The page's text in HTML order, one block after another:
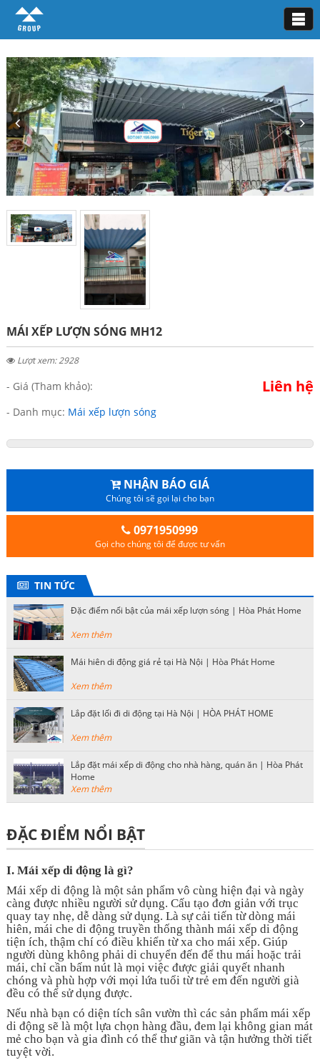
MÁI XẾP LƯỢN SÓNG MH12
Lượt xem: 2928
- Giá (Tham khảo): Liên hệ
- Danh mục: Mái xếp lượn sóng
NHẬN BÁO GIÁ
Chúng tôi sẽ gọi lại cho bạn
0971950999
Gọi cho chúng tôi để được tư vấn
TIN TỨC
Đặc điểm nổi bật của mái xếp lượn sóng | Hòa Phát Home
Xem thêm
Mái hiên di động giá rẻ tại Hà Nội | Hòa Phát Home
Xem thêm
Lắp đặt lối đi di động tại Hà Nội | HÒA PHÁT HOME
Xem thêm
Lắp đặt mái xếp di động cho nhà hàng, quán ăn | Hòa Phát
Home
Xem thêm
ĐẶC ĐIỂM NỔI BẬT
I. Mái xếp di động là gì?
Mái xếp di động là một sản phẩm vô cùng hiện đại và ngày
càng được nhiều người sử dụng. Cấu tạo đơn giản với trục
quay tay nhẹ, dễ dàng sử dụng. Là sự cải tiến từ dòng mái
hiên, mái che di động truyền thống thành mái xếp di động
tiện ích, thậm chí có điều khiển từ xa cho mái xếp. Giúp
người dùng không phải di chuyển đến để thu mái hoặc trải
mái, chỉ cần bấm nút là mọi việc được giải quyết nhanh
chóng và phù hợp với mọi lứa tuổi từ trẻ em đến người già
đều có thể sử dụng được.
Nếu nhà bạn có diện tích sân vườn thì các sản phẩm mái xếp
di động sẽ là một lựa chọn hàng đầu, đem lại không gian mát
mẻ cho bạn và gia đình có thể thư giãn và tận hưởng thời tiết
tuyệt vời.